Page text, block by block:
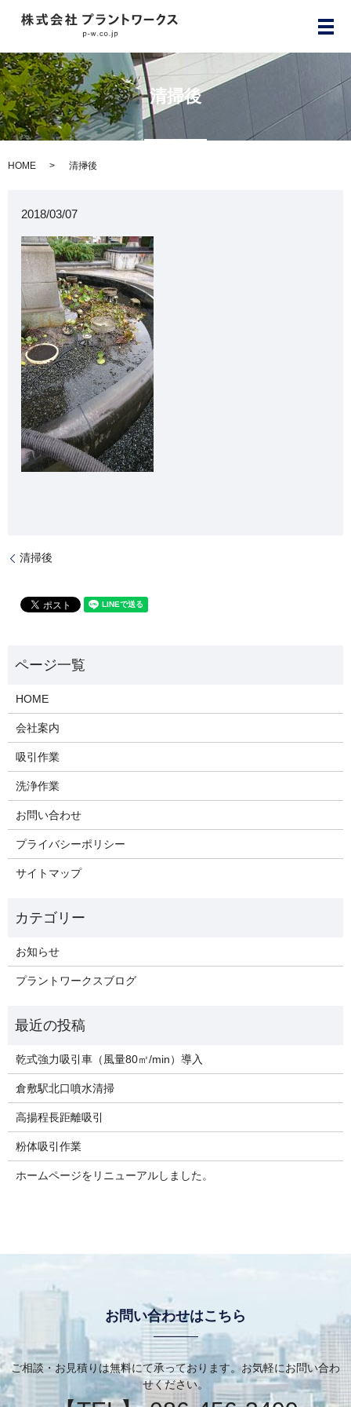
メ
清掃後
HOME 清掃後
2018/03/07
清掃後
HOME
会社案内
吸引作業
洗浄作業
お問い合わせ
プライバシーポリシー
サイトマップ
お知らせ
プラントワークスブログ
乾式強力吸引車（風量80㎥/min）導入
倉敷駅北口噴水清掃
高揚程長距離吸引
粉体吸引作業
ホームページをリニューアルしました。
お問い合わせはこちら
ご相談・お見積りは無料にて承っております。お気軽にお問い合わ
せください。